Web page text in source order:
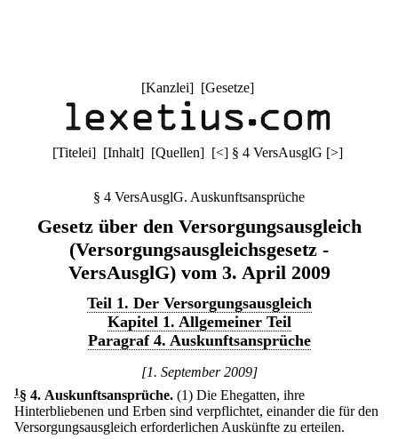
[Kanzlei] [Gesetze]
[Titelei] [Inhalt] [Quellen] [<] § 4 VersAusglG [>]
§ 4 VersAusglG. Auskunftsansprüche
Gesetz über den Versorgungsausgleich
(Versorgungsausgleichsgesetz -
VersAusglG) vom 3. April 2009
Teil 1. Der Versorgungsausgleich
Kapitel 1. Allgemeiner Teil
Paragraf 4. Auskunftsansprüche
[1. September 2009]
1 § 4. Auskunftsansprüche. (1) Die Ehegatten, ihre
Hinterbliebenen und Erben sind verpflichtet, einander die für den
Versorgungsausgleich erforderlichen Auskünfte zu erteilen.